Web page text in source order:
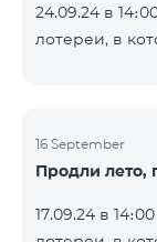
24.09.24 в
лотереи, в
Выигравшие
помощью
YouTube.
16 September
Продли лето,
17.09.24 в